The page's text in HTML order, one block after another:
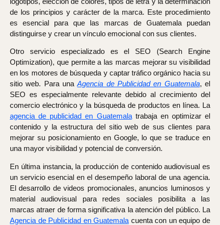
de los principios y carácter de la marca. Este procedimiento
es esencial para que las marcas de Guatemala puedan
distinguirse y crear un vínculo emocional con sus clientes.
Otro servicio especializado es el SEO (Search Engine
Optimization), que permite a las marcas mejorar su visibilidad
en los motores de búsqueda y captar tráfico orgánico hacia su
sitio web. Para unaAgencia de Publicidad en Guatemala, el
SEO es especialmente relevante debido al crecimiento del
comercio electrónico y la búsqueda de productos en línea. La
agencia de publicidad en Guatemalatrabaja en optimizar el
contenido y la estructura del sitio web de sus clientes para
mejorar su posicionamiento en Google, lo que se traduce en
una mayor visibilidad y potencial de conversión.
En última instancia, la producción de contenido audiovisual es
un servicio esencial en el desempeño laboral de una agencia.
El desarrollo de videos promocionales, anuncios luminosos y
material audiovisual para redes sociales posibilita a las
marcas atraer de forma significativa la atención del público. La
Agencia de Publicidad en Guatemala cuenta con un equipo de